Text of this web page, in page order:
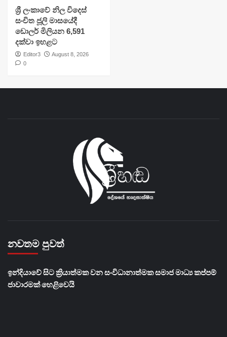
ශ්‍රී ලංකාවේ නිල විදෙස්
සංචිත ජූලි මාසයේදී
ඩොලර් මිලියන 6,591
දක්වා ඉහළට
Editor3
August 8, 2026
0
නවතම පුවත්
​ඉන්දියාවේ සිට ක්‍රියාත්මක වන සංවිධානාත්මක සමාජ මාධ්‍ය කප්පම්
ජාවාරමක් හෙළිවෙයි